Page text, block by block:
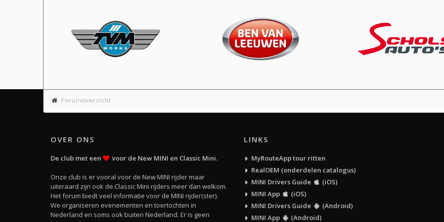
Forumoverzicht
OVER ONS
De club met een voor de New MINI en Classic Mini.
Onze club is er vooral voor de New MINI rijder maar
uiteraard zijn ook de Classic Mini rijders meer dan welkom.
Het forum biedt veel informatie voor de MINI rijder(ster).
We organiseren evenementen en toertochten in
Nederland en soms ook buiten Nederland. Er is geen
LINKS
MyRouteApp tour ritten
RealOEM (onderdelen catalogus)
MINI Drivers Guide
(iOS)
MINI App
(iOS)
MINI Drivers Guide
(Android)
MINI App
(Android)